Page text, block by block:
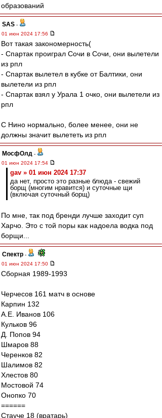
образований
SAS -
01 июн 2024 17:56
Вот такая закономерность(
- Спартак проиграл Сочи в Сочи, они вылетели
из рпл
- Спартак вылетел в кубке от Балтики, они
вылетели из рпл
- Спартак взял у Урала 1 очко, они вылетели из
рпл
С Нино нормально, более менее, они не
должны значит вылететь из рпл
МосфОлд -
01 июн 2024 17:54
gav » 01 июн 2024 17:37
да нет, просто это разные блюда - свежий
борщ (многим нравится) и суточные щи
(включая суточный борщ)
По мне, так под бренди лучше заходит суп
Харчо. Это с той поры как надоела водка под
борщи...
Спектр -
01 июн 2024 17:50
Сборная 1989-1993
Черчесов 161 матч в основе
Карпин 132
А.Е. Иванов 106
Кульков 96
Д. Попов 94
Шмаров 88
Черенков 82
Шалимов 82
Хлестов 80
Мостовой 74
Онопко 70
======
Стауче 18 (вратарь)